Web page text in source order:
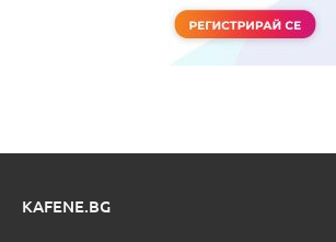
KAFENE.BG